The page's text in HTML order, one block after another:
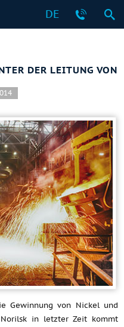
DE
DER LEITUNG VON
Gewinnung von Nickel und
in letzter Zeit kommt